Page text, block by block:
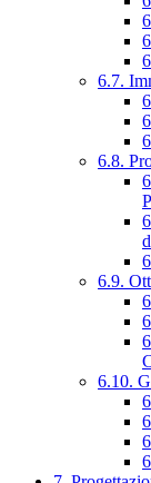
6.7.
6.8.
6.9.
6.10.